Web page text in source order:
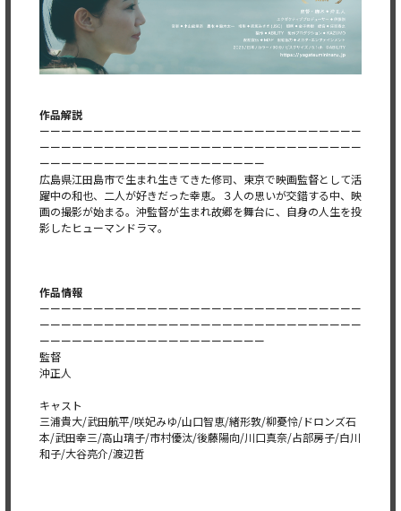
作品解説
ーーーーーーーーーーーーーーーーーーーーーーーーーーーーーー
ーーーーーーーーーーーーーーーーーーーーーーーーーーーーーー
ーーーーーーーーーーーーーーーーーーーーー
広島県江田島市で生まれ生きてきた修司、東京で映画監督として活
躍中の和也、二人が好きだった幸恵。３人の思いが交錯する中、映
画の撮影が始まる。沖監督が生まれ故郷を舞台に、自身の人生を投
影したヒューマンドラマ。
作品情報
ーーーーーーーーーーーーーーーーーーーーーーーーーーーーーー
ーーーーーーーーーーーーーーーーーーーーーーーーーーーーーー
ーーーーーーーーーーーーーーーーーーーーー
監督
沖正人
キャスト
三浦貴大/武田航平/咲妃みゆ/山口智恵/緒形敦/柳憂怜/ドロンズ石
本/武田幸三/高山璃子/市村優汰/後藤陽向/川口真奈/占部房子/白川
和子/大谷亮介/渡辺哲